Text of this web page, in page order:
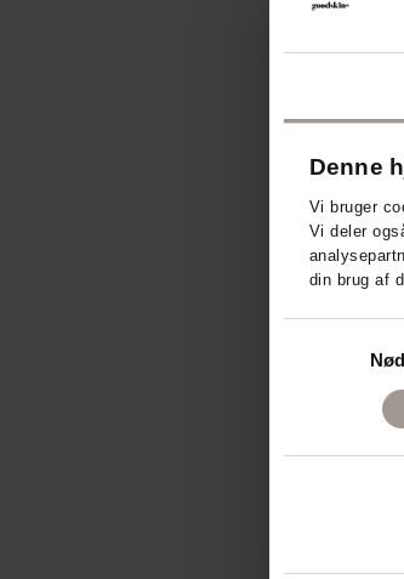
Denne
Vi bruger
Vi deler
din brug af